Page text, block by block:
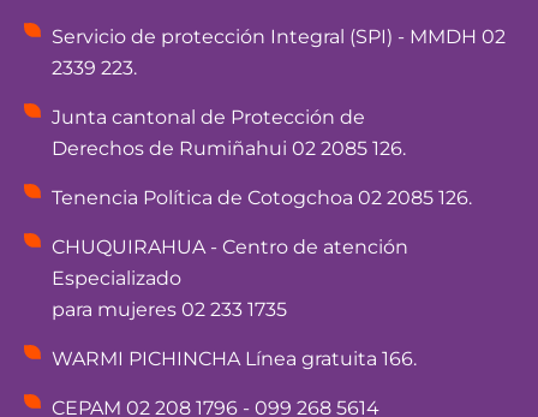
Servicio de protección Integral (SPI) - MMDH 02
2339 223.
Junta cantonal de Protección de
Derechos de Rumiñahui 02 2085 126.
Tenencia Política de Cotogchoa 02 2085 126.
CHUQUIRAHUA - Centro de atención
Especializado
para mujeres 02 233 1735
WARMI PICHINCHA Línea gratuita 166.
CEPAM 02 208 1796 - 099 268 5614